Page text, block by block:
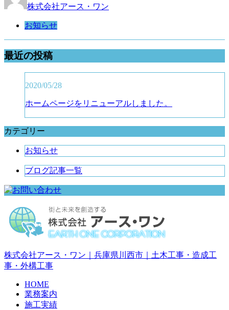
株式会社アース・ワン
お知らせ
最近の投稿
2020/05/28
ホームページをリニューアルしました。
カテゴリー
お知らせ
ブログ記事一覧
株式会社アース・ワン｜兵庫県 川西市 土木工事 ・ 造成工
事 ・ 外構工事
HOME
業務案内
施工実績